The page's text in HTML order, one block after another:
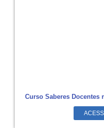
Curso Saberes Docentes